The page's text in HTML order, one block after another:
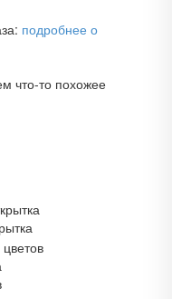
подробнее о
что-то похожее